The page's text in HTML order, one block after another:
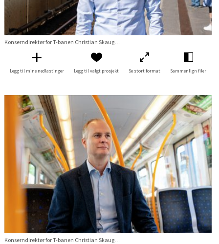
Konserndirektør for T-banen Christian Skaug på Brynseng
Legg til mine nedlastinger Legg til valgt prosjekt Se stort format Sammenlign filer
Konserndirektør for T-banen Christian Skaug kjører med T-banen